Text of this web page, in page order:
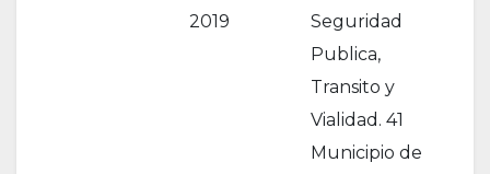
2019
Seguridad
Publica,
Transito y
Vialidad. 41
Municipio de